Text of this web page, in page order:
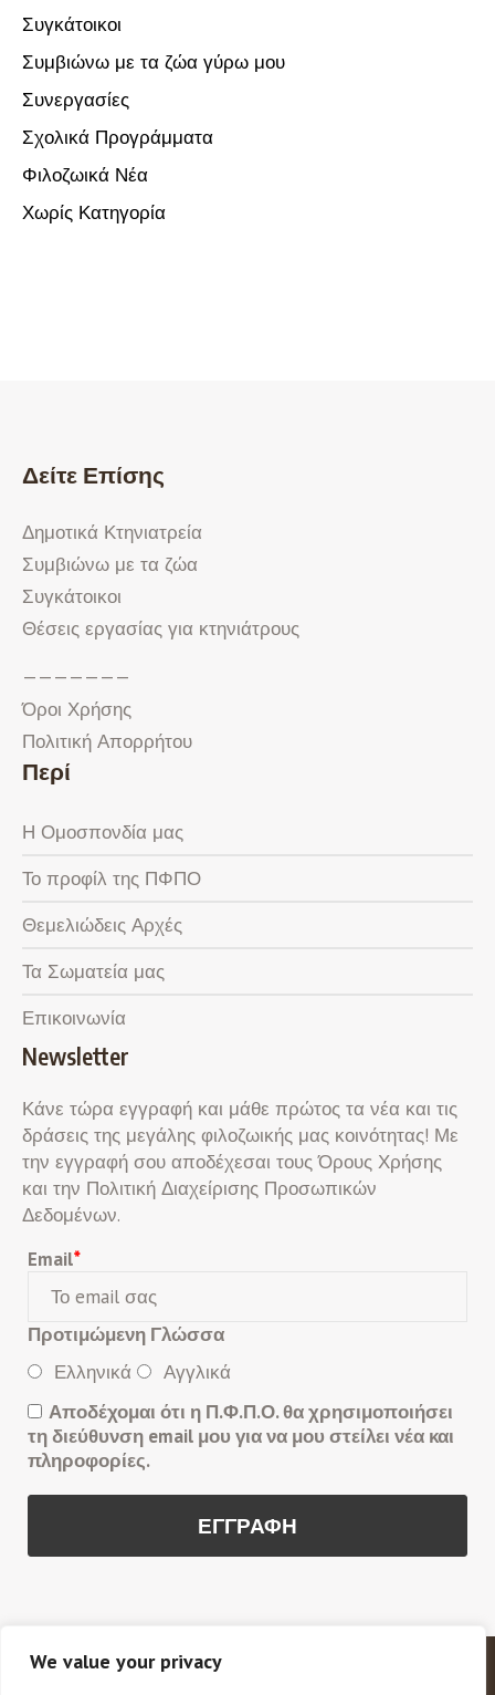
We value your privacy
Συγκάτοικοι
Συμβιώνω με τα ζώα γύρω μου
Συνεργασίες
Σχολικά Προγράμματα
Φιλοζωικά Νέα
Χωρίς Κατηγορία
Δείτε Επίσης
Δημοτικά Κτηνιατρεία
Συμβιώνω με τα ζώα
Συγκάτοικοι
Θέσεις εργασίας για κτηνιάτρους
———————
Όροι Χρήσης
Πολιτική Απορρήτου
Περί
Η Ομοσπονδία μας
Το προφίλ της ΠΦΠΟ
Θεμελιώδεις Αρχές
Τα Σωματεία μας
Επικοινωνία
Newsletter
Κάνε τώρα εγγραφή και μάθε πρώτος τα νέα και τις
δράσεις της μεγάλης φιλοζωικής μας κοινότητας! Με
την εγγραφή σου αποδέχεσαι τους Όρους Χρήσης
και την Πολιτική Διαχείρισης Προσωπικών
Δεδομένων.
Email*
Προτιμώμενη Γλώσσα
Ελληνικά
Αγγλικά
Αποδέχομαι ότι η Π.Φ.Π.Ο. θα χρησιμοποιήσει
τη διεύθυνση email μου για να μου στείλει νέα και
πληροφορίες.